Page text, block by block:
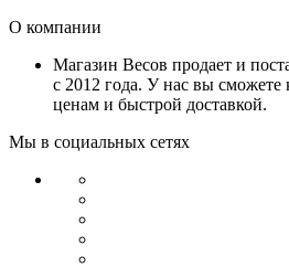
О компании
Магазин Весов продает и
с 2012 года. У нас вы
ценам и быстрой доставкой.
Мы в социальных сетях